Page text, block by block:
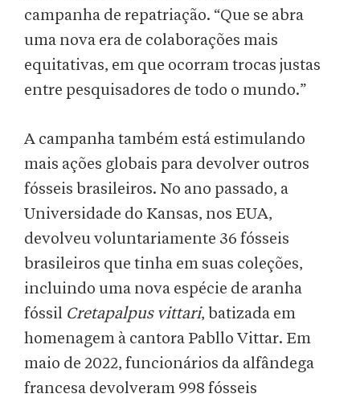
campanha de repatriação. “Que se abra
uma nova era de colaborações mais
equitativas, em que ocorram trocas justas
entre pesquisadores de todo o mundo.”
A campanha também está estimulando
mais ações globais para devolver outros
fósseis brasileiros. No ano passado, a
Universidade do Kansas, nos EUA,
devolveu voluntariamente 36 fósseis
brasileiros que tinha em suas coleções,
incluindo uma nova espécie de aranha
fóssil Cretapalpus vittari, batizada em
homenagem à cantora Pabllo Vittar. Em
maio de 2022, funcionários da alfândega
francesa devolveram 998 fósseis